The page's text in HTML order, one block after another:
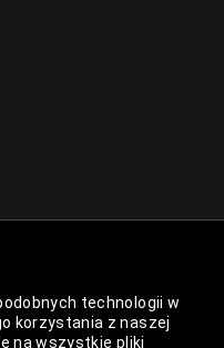
technologii w
korzystania z naszej
na wszystkie pliki
– Program